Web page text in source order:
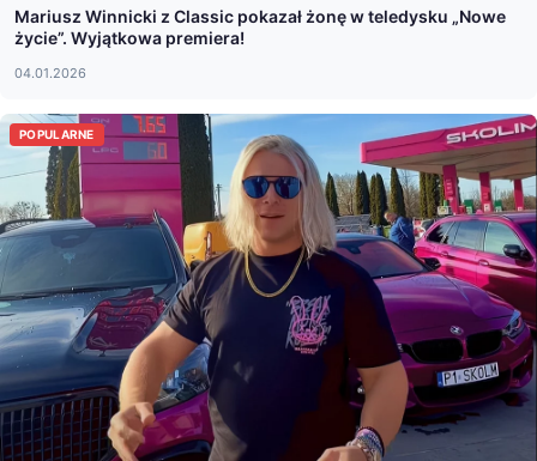
Mariusz Winnicki z Classic pokazał żonę w teledysku „Nowe
życie”. Wyjątkowa premiera!
04.01.2026
POPULARNE